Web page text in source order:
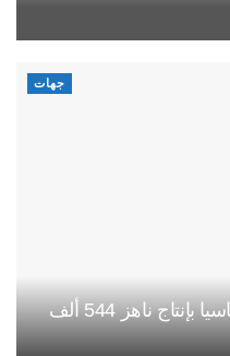
جهات
شمندر دكالة يسجل موسما قياسيا بإنتاج ناهز 544 ألف